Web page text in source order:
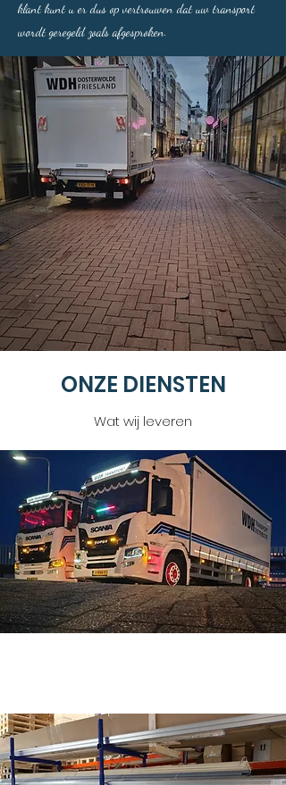
klant kunt u er dus op vertrouwen dat uw transport
wordt geregeld zoals afgesproken.
ONZE DIENSTEN
Wat wij leveren